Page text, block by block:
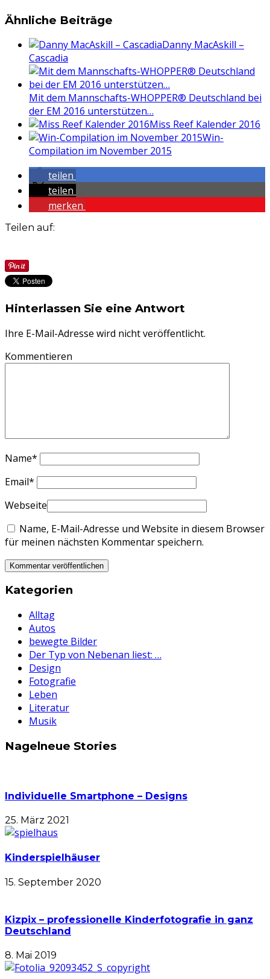
Ähnliche Beiträge
Danny MacAskill –
Cascadia
Mit dem Mannschafts-WHOPPER® Deutschland bei
der EM 2016 unterstützen…
Miss Reef Kalender 2016
Win-
Compilation im November 2015
teilen
teilen
merken
Teilen auf:
Hinterlassen Sie eine Antwort
Ihre E-Mail-Adresse wird nicht veröffentlicht.
Kommentieren
Name*
Email*
Webseite
Name, E-Mail-Adresse und Website in diesem Browser
für meinen nächsten Kommentar speichern.
Kategorien
Alltag
Autos
bewegte Bilder
Der Typ von Nebenan liest: …
Design
Fotografie
Leben
Literatur
Musik
Nagelneue Stories
Individuelle Smartphone – Designs
25. März 2021
Kinderspielhäuser
15. September 2020
Kizpix – professionelle Kinderfotografie in ganz
Deutschland
8. Mai 2019